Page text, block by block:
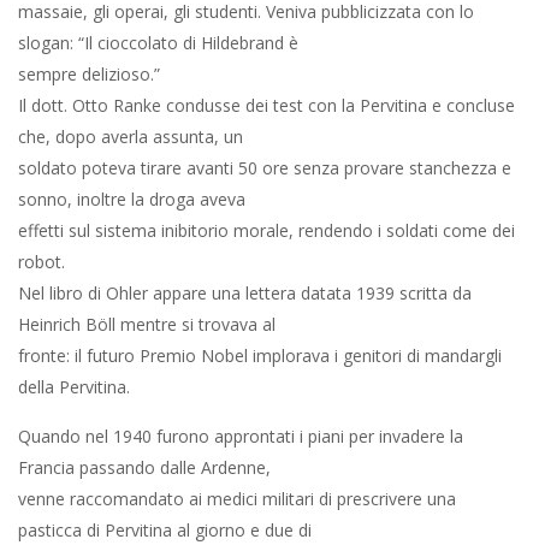
massaie, gli operai, gli studenti. Veniva pubblicizzata con lo
slogan: “Il cioccolato di Hildebrand è
sempre delizioso.”
Il dott. Otto Ranke condusse dei test con la Pervitina e concluse
che, dopo averla assunta, un
soldato poteva tirare avanti 50 ore senza provare stanchezza e
sonno, inoltre la droga aveva
effetti sul sistema inibitorio morale, rendendo i soldati come dei
robot.
Nel libro di Ohler appare una lettera datata 1939 scritta da
Heinrich Böll mentre si trovava al
fronte: il futuro Premio Nobel implorava i genitori di mandargli
della Pervitina.
Quando nel 1940 furono approntati i piani per invadere la
Francia passando dalle Ardenne,
venne raccomandato ai medici militari di prescrivere una
pasticca di Pervitina al giorno e due di